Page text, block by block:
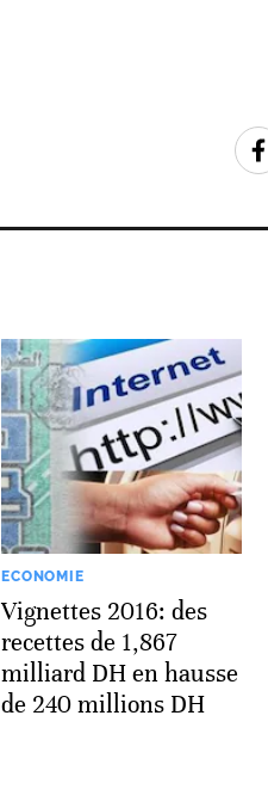
ECONOMIE
Vignettes 2016: des
recettes de 1,867
milliard DH en hausse
de 240 millions DH